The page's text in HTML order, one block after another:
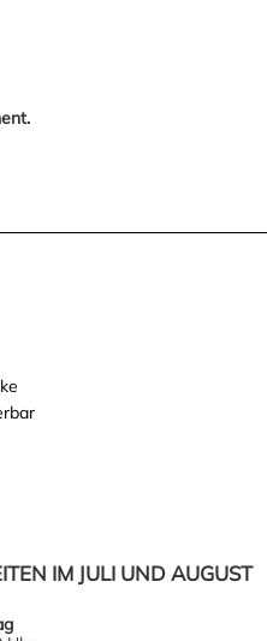
IM JULI UND AUGUST